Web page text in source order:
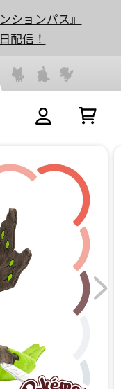
ションパス』
配信！